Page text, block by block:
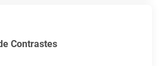
Contrastes